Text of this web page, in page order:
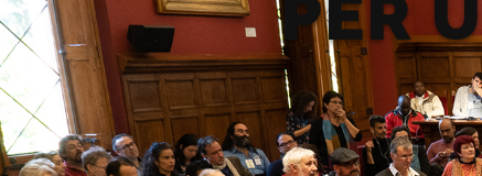
PER